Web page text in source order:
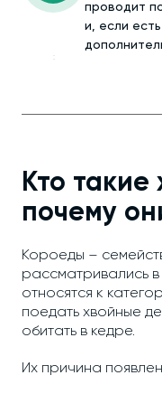
проводит
и, если
Кто
почему
Короеды –
рассматривались в
относятся к
поедать хвойные
обитать в кедре.
Их причина